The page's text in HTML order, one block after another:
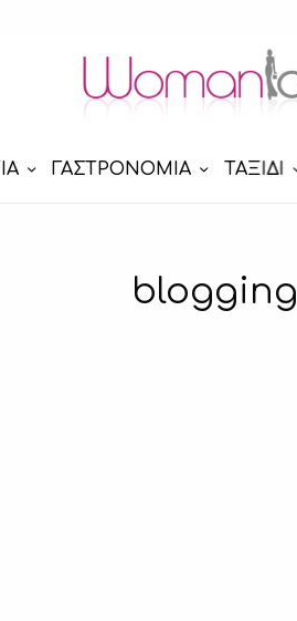
ΓΑΣΤΡΟΝΟΜΙΑ ΤΑΞΙΔΙ
blogging